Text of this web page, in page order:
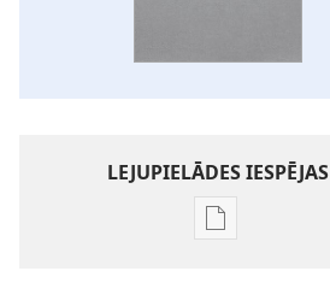
LEJUPIELĀDES IESPĒJAS
Publikāciju